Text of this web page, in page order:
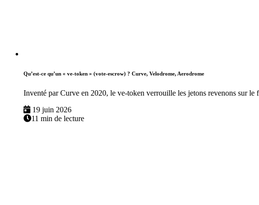
Qu’est-ce qu’un « ve-token » (vote-escrow) ? Curve, Velodrome, Aerodrome
Inventé par Curve en 2020, le ve-token verrouille les jetons revenons sur
19 juin 2026
11 min de lecture